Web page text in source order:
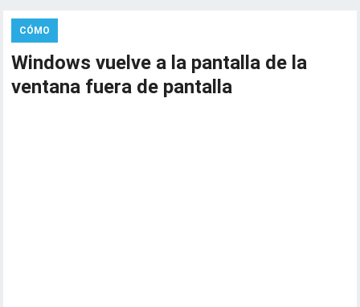
CÓMO
Windows vuelve a la pantalla de la
ventana fuera de pantalla